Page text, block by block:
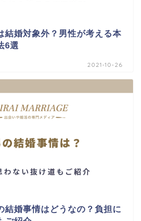
結婚対象外？男性が考える本
6選
2021-10-26
結婚事情はどうなの？負担に